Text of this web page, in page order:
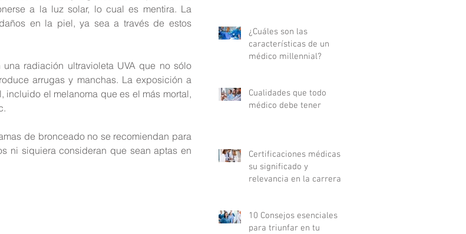
a la luz solar, lo cual es mentira. La
en la piel, ya sea a través de estos
radiación ultravioleta UVA que no sólo
arrugas y manchas. La exposición a
el melanoma que es el más mortal,
de bronceado no se recomiendan para
ni siquiera consideran que sean aptas en
¿Cuáles son las
características de un
médico millennial?
Cualidades que todo
médico debe tener
Certificaciones médicas:
su significado y
relevancia en la carrera
10 Consejos esenciales
para triunfar en tu